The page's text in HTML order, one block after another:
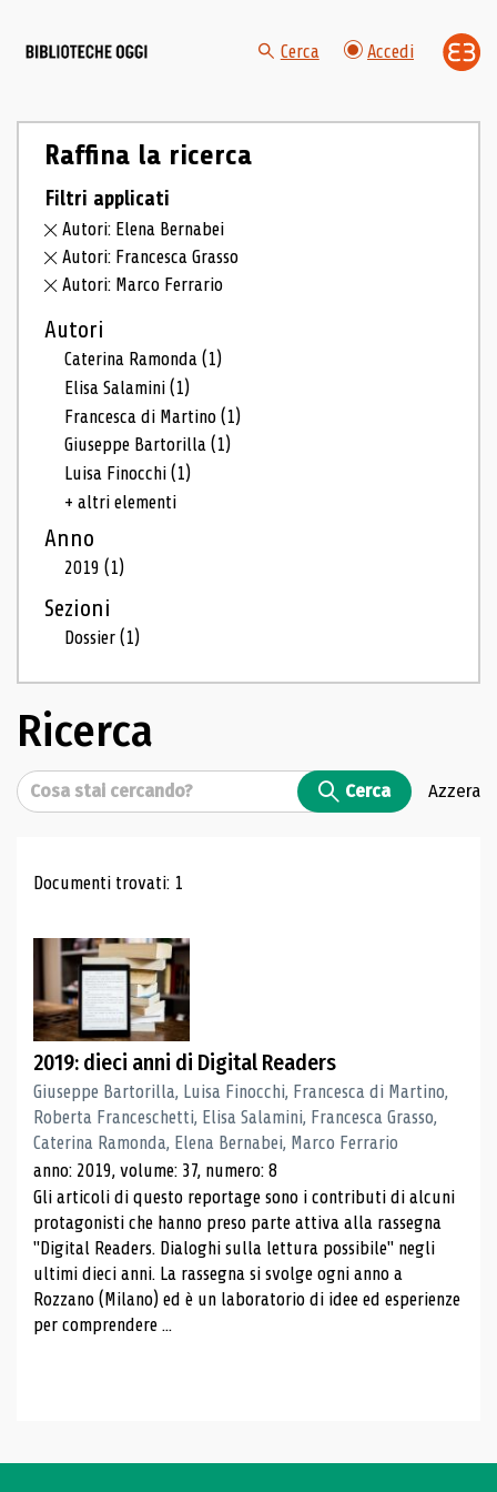
Cerca Accedi
Raffina la ricerca
Filtri applicati
Autori: Elena Bernabei
Autori: Francesca Grasso
Autori: Marco Ferrario
Autori
Caterina Ramonda(1)
Elisa Salamini(1)
Francesca di Martino(1)
Giuseppe Bartorilla(1)
Luisa Finocchi(1)
+ altri elementi
Anno
2019(1)
Sezioni
Dossier(1)
Ricerca
Cerca Cerca Azzera
Risultati di ricerca
Documenti trovati: 1
2019: dieci anni di Digital Readers
Giuseppe Bartorilla, Luisa Finocchi, Francesca di Martino,
Roberta Franceschetti, Elisa Salamini, Francesca Grasso,
Caterina Ramonda, Elena Bernabei, Marco Ferrario
anno: 2019, volume: 37, numero: 8
Gli articoli di questo reportage sono i contributi di alcuni
protagonisti che hanno preso parte attiva alla rassegna
"Digital Readers. Dialoghi sulla lettura possibile" negli
ultimi dieci anni. La rassegna si svolge ogni anno a
Rozzano (Milano) ed è un laboratorio di idee ed esperienze
per comprendere ...